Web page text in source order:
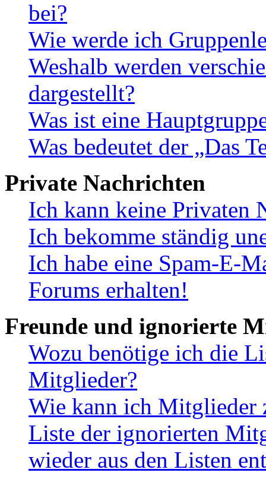
bei?
Wie werde ich
Weshalb werden
dargestellt?
Was ist eine
Was bedeutet der „Das
Private Nachrichten
Ich kann keine Privaten
Ich bekomme ständig
Ich habe eine Spam-E-
Forums erhalten!
Freunde und ignorierte
Wozu benötige ich die
Mitglieder?
Wie kann ich Mitglieder
Liste der ignorierten
wieder aus den Listen